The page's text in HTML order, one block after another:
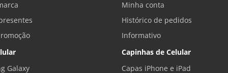
Galaxy
Minha conta
Histórico de pedidos
Informativo
Capinhas de Celular
Capas iPhone e iPad